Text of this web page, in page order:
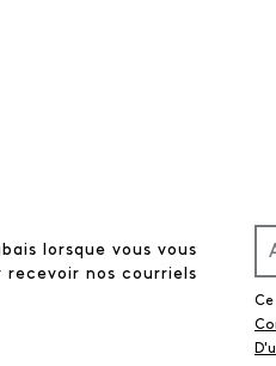
lorsque vous vous
recevoir nos courriels